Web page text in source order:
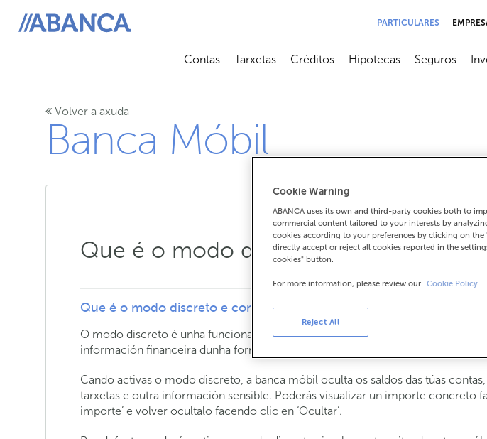
ABANCA
PARTICULARES
Contas
Abrir submenú
Tarxetas
Abrir submenú
Créditos
Abrir submenú
Hipotecas
Abrir submenú
Seguros
Volver a axuda
Banca Móbil
Que é o modo discreto e como
Que é o modo discreto e como funciona?
O modo discreto é unha funcionalidade da app de ABANCA que che permite
información financeira dunha forma máis privada cando estás con outras
Cando activas o modo discreto, a banca móbil oculta os saldos das túas
tarxetas e outra información sensible. Poderás visualizar un importe concreto
importe’ e volver ocultalo facendo clic en ‘Ocultar’.
Cookie Warning
ABANCA uses its own and third-party cookies both to
commercial content tailored to your interests by
cookies according to your preferences by clicking on
directly accept or reject all cookies reported in the
cookies" button.
For more information, please review our Cookie Policy.
Reject All